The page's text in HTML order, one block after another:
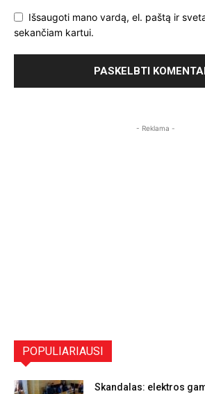
Išsaugoti mano vardą, el. paštą ir
sekančiam kartui.
- Reklama -
POPULIARIAUSI
Skandalas: elektros